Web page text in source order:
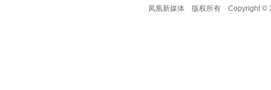
凤凰新媒体
版权所有 Copyright ©